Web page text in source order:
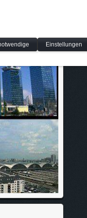
Einstellungen